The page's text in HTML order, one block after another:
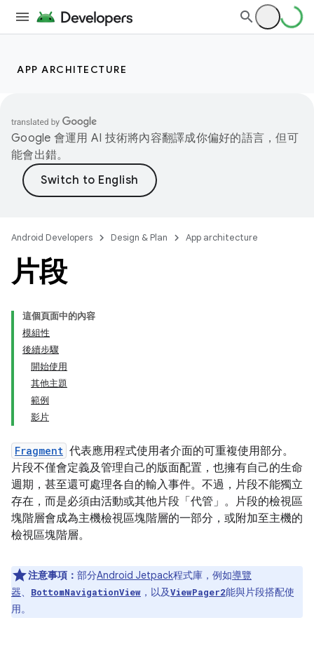
APP ARCHITECTURE
Google 會運用 AI 技術將內容翻譯成你偏好的語言，但可
能會出錯。
Android Developers Design & Plan App architecture
片段
這個頁面中的內容
模組性
後續步驟
開始使用
其他主題
範例
影片
Fragment 代表應用程式使用者介面的可重複使用部分。
片段不僅會定義及管理自己的版面配置，也擁有自己的生命
週期，甚至還可處理各自的輸入事件。不過，片段不能獨立
存在，而是必須由活動或其他片段「代管」 。片段的檢視區
塊階層會成為主機檢視區塊階層的一部分，或附加至主機的
檢視區塊階層。
注意事項： 部分Android Jetpack程式庫，例如導覽
器、 BottomNavigationView ，以及ViewPager2能與片段搭配使
用。